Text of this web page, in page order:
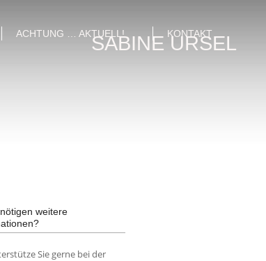
SABINE URSEL
ACHTUNG … AKTUELL!
KONTAKT
weitere
Sie gerne bei der